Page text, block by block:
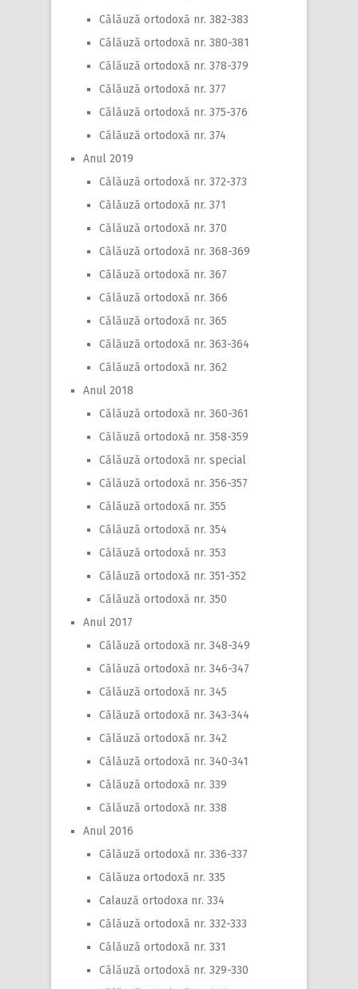
Călăuză ortodoxă nr. 382-383
Călăuză ortodoxă nr. 380-381
Călăuză ortodoxă nr. 378-379
Călăuză ortodoxă nr. 377
Călăuză ortodoxă nr. 375-376
Călăuză ortodoxă nr. 374
Anul 2019
Călăuză ortodoxă nr. 372-373
Călăuză ortodoxă nr. 371
Călăuză ortodoxă nr. 370
Călăuză ortodoxă nr. 368-369
Călăuză ortodoxă nr. 367
Călăuză ortodoxă nr. 366
Călăuză ortodoxă nr. 365
Călăuză ortodoxă nr. 363-364
Călăuză ortodoxă nr. 362
Anul 2018
Călăuză ortodoxă nr. 360-361
Călăuză ortodoxă nr. 358-359
Călăuză ortodoxă nr. special
Călăuză ortodoxă nr. 356-357
Călăuză ortodoxă nr. 355
Călăuză ortodoxă nr. 354
Călăuză ortodoxă nr. 353
Călăuză ortodoxă nr. 351-352
Călăuză ortodoxă nr. 350
Anul 2017
Călăuză ortodoxă nr. 348-349
Călăuză ortodoxă nr. 346-347
Călăuză ortodoxă nr. 345
Călăuză ortodoxă nr. 343-344
Călăuză ortodoxă nr. 342
Călăuză ortodoxă nr. 340-341
Călăuză ortodoxă nr. 339
Călăuză ortodoxă nr. 338
Anul 2016
Călăuză ortodoxă nr. 336-337
Călăuza ortodoxă nr. 335
Calauză ortodoxa nr. 334
Călăuză ortodoxă nr. 332-333
Călăuză ortodoxă nr. 331
Călăuză ortodoxă nr. 329-330